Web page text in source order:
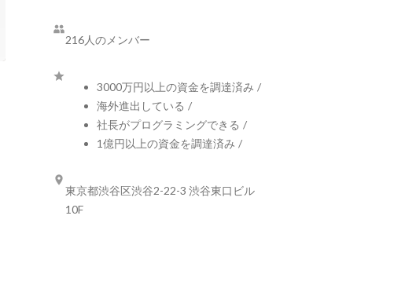
216人のメンバー
3000万円以上の資金を調達済み /
海外進出している /
社長がプログラミングできる /
1億円以上の資金を調達済み /
東京都渋谷区渋谷2-22-3 渋谷東口ビル
10F